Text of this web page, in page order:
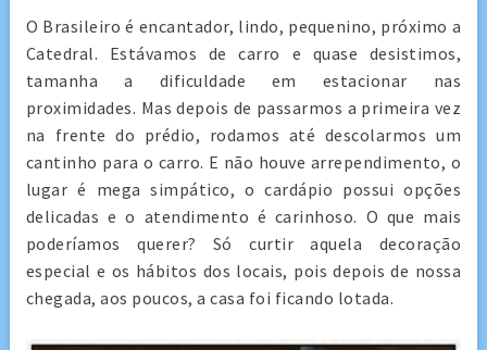
O Brasileiro é encantador, lindo, pequenino, próximo a
Catedral. Estávamos de carro e quase desistimos,
tamanha a dificuldade em estacionar nas
proximidades. Mas depois de passarmos a primeira vez
na frente do prédio, rodamos até descolarmos um
cantinho para o carro. E não houve arrependimento, o
lugar é mega simpático, o cardápio possui opções
delicadas e o atendimento é carinhoso. O que mais
poderíamos querer? Só curtir aquela decoração
especial e os hábitos dos locais, pois depois de nossa
chegada, aos poucos, a casa foi ficando lotada.